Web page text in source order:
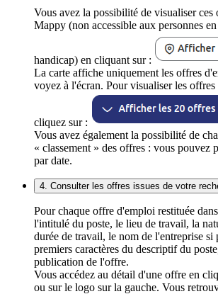
Vous avez la possibilité de visualiser
Mappy (non accessible aux personnes
handicap) en cliquant sur :
La carte affiche uniquement les offres
voyez à l'écran. Pour visualiser les
cliquez sur :
Vous avez également la possibilité de
« classement » des offres : vous pouvez
par date.
4. Consulter les offres issues de votre
Pour chaque offre d'emploi restituée
l'intitulé du poste, le lieu de travail, la
durée de travail, le nom de l'entreprise si
premiers caractères du descriptif du
publication de l'offre.
Vous accédez au détail d'une offre en
ou sur le logo sur la gauche. Vous